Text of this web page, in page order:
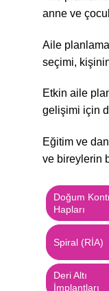
anne ve
Aile
seçimi,
Etkin aile
gelişimi için
Eğitim ve
ve bireylerin
Doğum
Hapları
Spiral (RİA)
Deri Altı
İmplantları